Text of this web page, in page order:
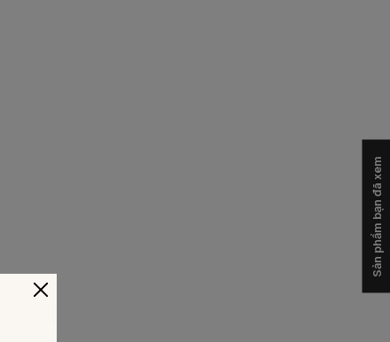
Sản phẩm bạn đã xem